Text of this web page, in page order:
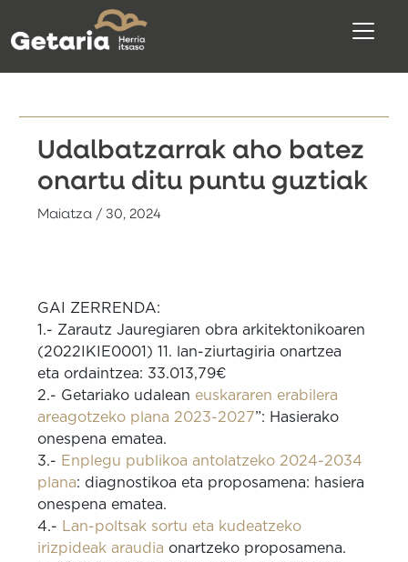
Udalbatzarrak aho batez
onartu ditu puntu guztiak
Maiatza / 30, 2024
GAI ZERRENDA:
1.- Zarautz Jauregiaren obra arkitektonikoaren
(2022IKIE0001) 11. lan-ziurtagiria onartzea
eta ordaintzea: 33.013,79€
2.- Getariako udalean euskararen erabilera
areagotzeko plana 2023-2027”: Hasierako
onespena ematea.
3.- Enplegu publikoa antolatzeko 2024-2034
plana: diagnostikoa eta proposamena: hasiera
onespena ematea.
4.- Lan-poltsak sortu eta kudeatzeko
irizpideak araudia onartzeko proposamena.